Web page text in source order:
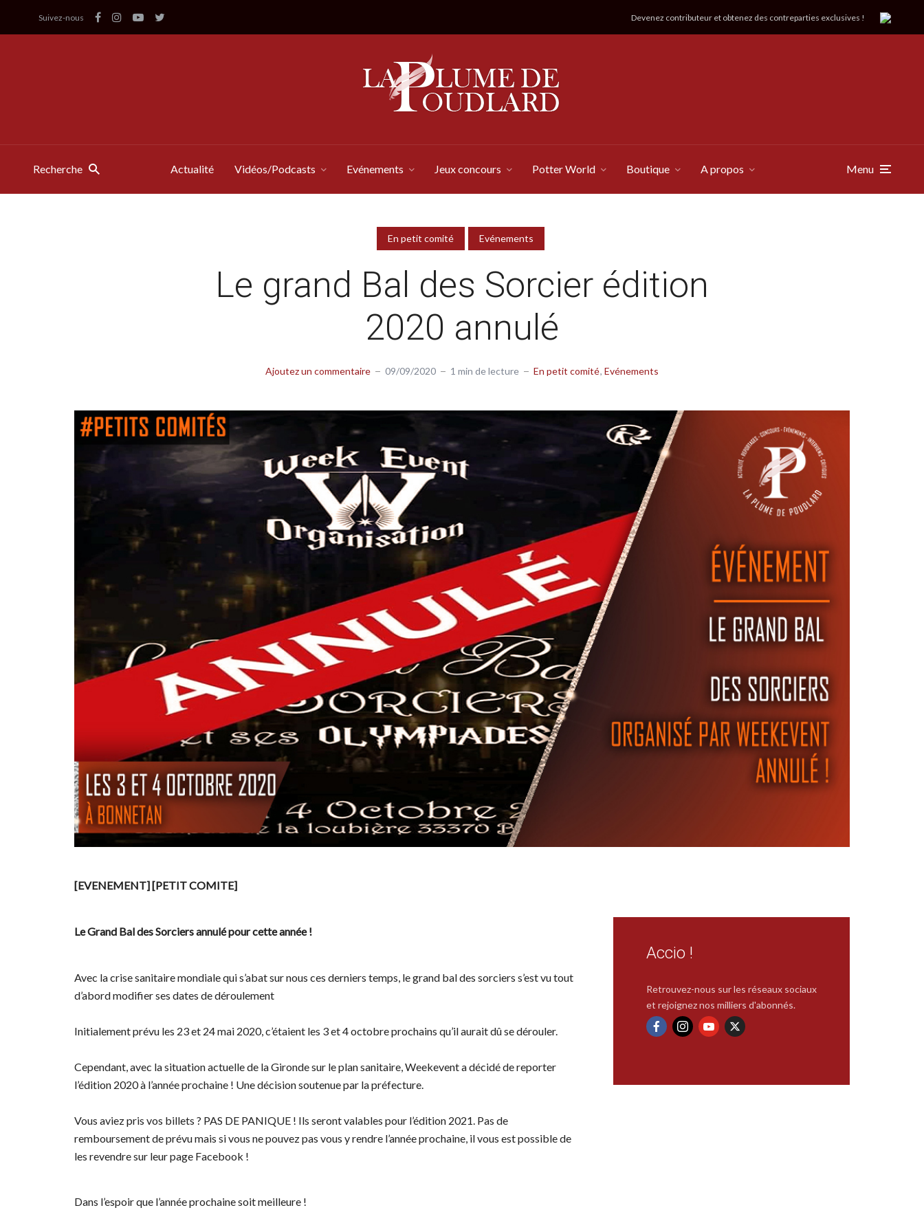
Suivez-nous Devenez contributeur et obtenez des contreparties exclusives !
Recherche Actualité Vidéos/Podcasts Evénements Jeux concours Potter World Boutique A propos Menu
En petit comité Evénements
Le grand Bal des Sorcier édition
2020 annulé
Ajoutez un commentaire 09/09/2020 1 min de lecture En petit comité Evénements
[EVENEMENT] [PETIT COMITE]
Le Grand Bal des Sorciers annulé pour cette année !
Avec la crise sanitaire mondiale qui s’abat sur nous ces derniers temps, le grand bal des sorciers s’est vu tout
d’abord modifier ses dates de déroulement
Initialement prévu les 23 et 24 mai 2020, c’étaient les 3 et 4 octobre prochains qu’il aurait dû se dérouler.
Cependant, avec la situation actuelle de la Gironde sur le plan sanitaire, Weekevent a décidé de reporter
l’édition 2020 à l’année prochaine ! Une décision soutenue par la préfecture.
Vous aviez pris vos billets ? PAS DE PANIQUE ! Ils seront valables pour l’édition 2021. Pas de
remboursement de prévu mais si vous ne pouvez pas vous y rendre l’année prochaine, il vous est possible de
les revendre sur leur page Facebook !
Dans l’espoir que l’année prochaine soit meilleure !
Accio !
Retrouvez-nous sur les réseaux sociaux
et rejoignez nos milliers d'abonnés.